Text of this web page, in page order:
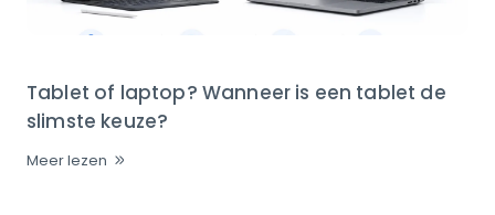
Tablet of laptop? Wanneer is een tablet de
slimste keuze?
Meer lezen